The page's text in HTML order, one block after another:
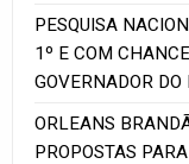
PESQUISA
1º E COM
GOVERNADOR
ORLEANS
PROPOSTAS